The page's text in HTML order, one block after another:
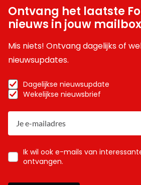
Ontvang het laatste
nieuws in jouw
Mis niets! Ontvang dagelijks of
nieuwsupdates.
Dagelijkse nieuwsupdate
Wekelijkse nieuwsbrief
Ik wil ook e-mails van
ontvangen.